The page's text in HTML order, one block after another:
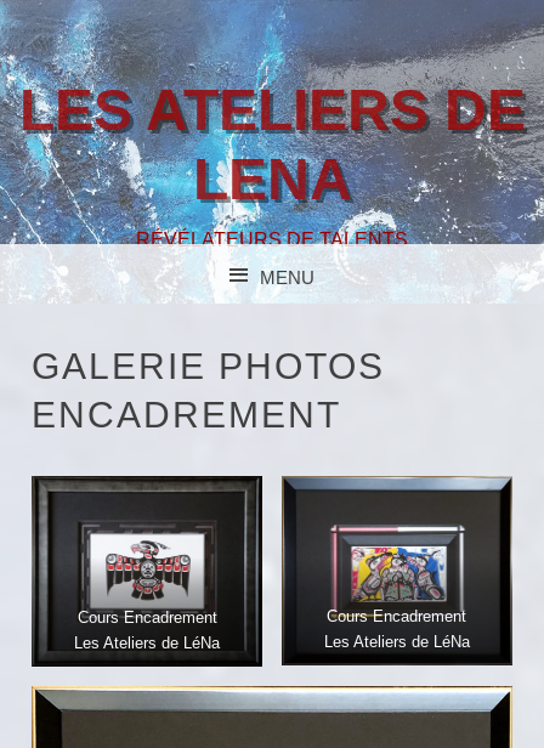
LES ATELIERS DE
LENA
RÉVÉLATEURS DE TALENTS
MENU
GALERIE PHOTOS
ENCADREMENT
Cours Encadrement
Les Ateliers de LéNa
Cours Encadrement
Les Ateliers de LéNa